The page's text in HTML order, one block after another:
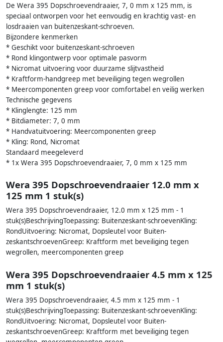
De Wera 395 Dopschroevendraaier, 7, 0 mm x 125 mm, is
speciaal ontworpen voor het eenvoudig en krachtig vast- en
losdraaien van buitenzeskant-schroeven.
Bijzondere kenmerken
* Geschikt voor buitenzeskant-schroeven
* Rond klingontwerp voor optimale pasvorm
* Nicromat uitvoering voor duurzame slijtvastheid
* Kraftform-handgreep met beveiliging tegen wegrollen
* Meercomponenten greep voor comfortabel en veilig werken
Technische gegevens
* Klinglengte: 125 mm
* Bitdiameter: 7, 0 mm
* Handvatuitvoering: Meercomponenten greep
* Kling: Rond, Nicromat
Standaard meegeleverd
* 1x Wera 395 Dopschroevendraaier, 7, 0 mm x 125 mm
Wera 395 Dopschroevendraaier 12.0 mm x
125 mm 1 stuk(s)
Wera 395 Dopschroevendraaier, 12.0 mm x 125 mm - 1
stuk(s)BeschrijvingToepassing: Buitenzeskant-schroevenKling:
RondUitvoering: Nicromat, Dopsleutel voor Buiten-
zeskantschroevenGreep: Kraftform met beveiliging tegen
wegrollen, meercomponenten greep
Wera 395 Dopschroevendraaier 4.5 mm x 125
mm 1 stuk(s)
Wera 395 Dopschroevendraaier, 4.5 mm x 125 mm - 1
stuk(s)BeschrijvingToepassing: Buitenzeskant-schroevenKling:
RondUitvoering: Nicromat, Dopsleutel voor Buiten-
zeskantschroevenGreep: Kraftform met beveiliging tegen